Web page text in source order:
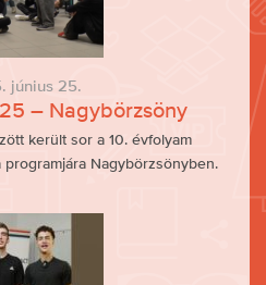
június 25.
– Nagybörzsöny
került sor a 10. évfolyam
programjára Nagybörzsönyben.